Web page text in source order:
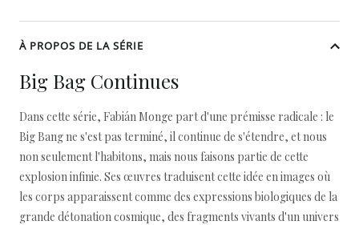
À PROPOS DE LA SÉRIE
Big Bag Continues
Dans cette série, Fabián Monge part d'une prémisse radicale : le
Big Bang ne s'est pas terminé, il continue de s'étendre, et nous
non seulement l'habitons, mais nous faisons partie de cette
explosion infinie. Ses œuvres traduisent cette idée en images où
les corps apparaissent comme des expressions biologiques de la
grande détonation cosmique, des fragments vivants d'un univers